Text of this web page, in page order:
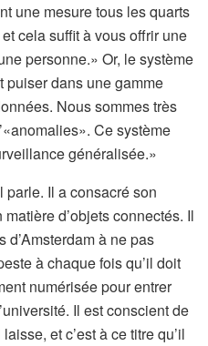
une mesure tous les quarts
cela suffit à vous offrir une
personne.» Or, le système
puiser dans une gamme
Nous sommes très
Ce système
généralisée.»
Il a consacré son
d’objets connectés. Il
d’Amsterdam à ne pas
à chaque fois qu’il doit
numérisée pour entrer
Il est conscient de
et c’est à ce titre qu’il